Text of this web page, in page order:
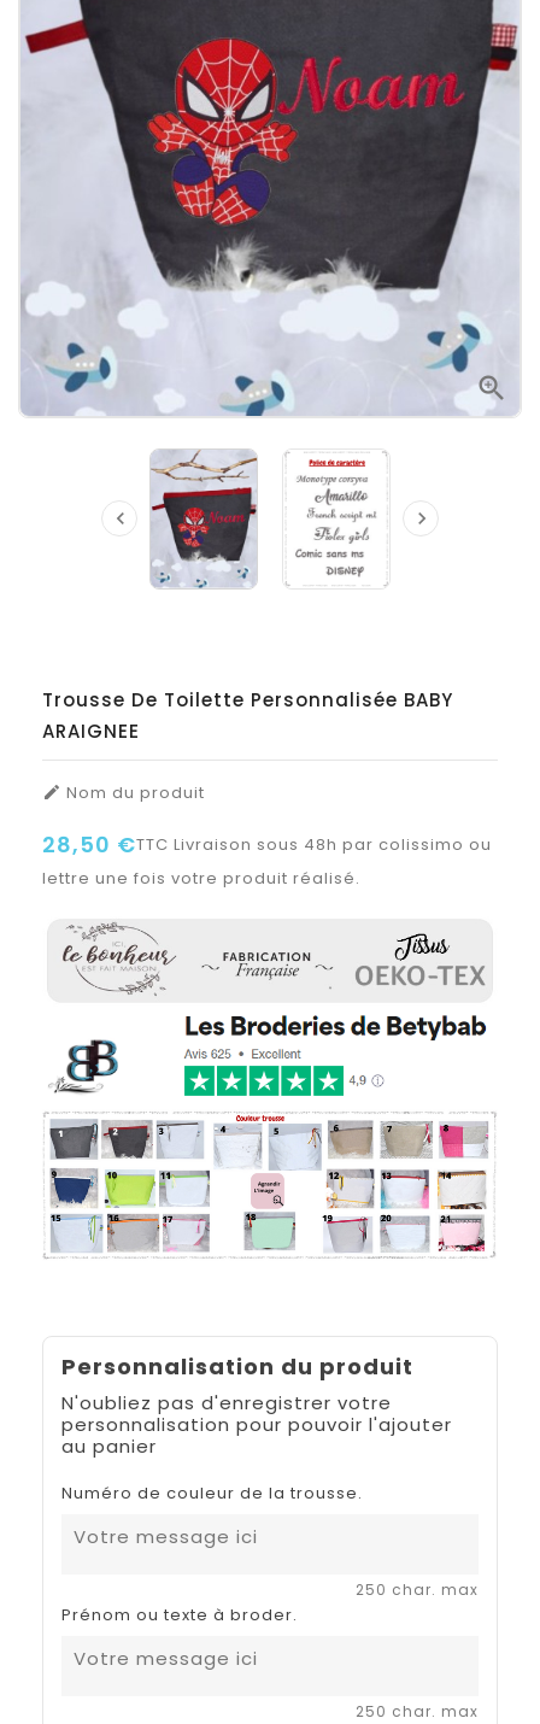

 
Trousse De Toilette Personnalisée BABY
ARAIGNEE
 Nom du produit
28,50 €TTC Livraison sous 48h par colissimo ou
lettre une fois votre produit réalisé.
Personnalisation du produit
N'oubliez pas d'enregistrer votre
personnalisation pour pouvoir l'ajouter
au panier
Numéro de couleur de la trousse.
250 char. max
Prénom ou texte à broder.
250 char. max